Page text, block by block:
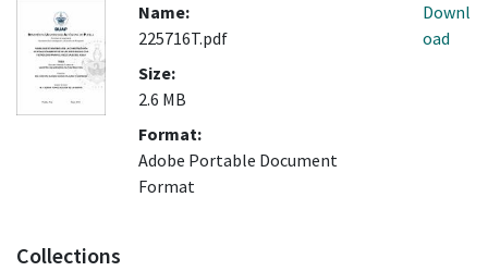
Name:
225716T.pdf
Size:
2.6 MB
Format:
Adobe Portable Document
Format
Downl
oad
Collections